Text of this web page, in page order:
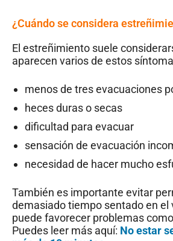
¿Cuándo se considera
El estreñimiento suele
aparecen varios de estos
menos de tres evacuaciones
heces duras o secas
dificultad para evacuar
sensación de evacuación
necesidad de hacer mucho
También es importante evitar
demasiado tiempo sentado en el
puede favorecer problemas
Puedes leer más aquí: No estar